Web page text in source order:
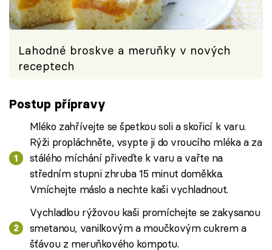
Lahodné broskve a meruňky v nových
receptech
Postup přípravy
Mléko zahřívejte se špetkou soli a skořicí k varu.
Rýži propláchněte, vsypte ji do vroucího mléka a za
stálého míchání přiveďte k varu a vařte na
středním stupni zhruba 15 minut doměkka.
Vmíchejte máslo a nechte kaši vychladnout.
Vychladlou rýžovou kaši promíchejte se zakysanou
smetanou, vanilkovým a moučkovým cukrem a
šťávou z meruňkového kompotu.